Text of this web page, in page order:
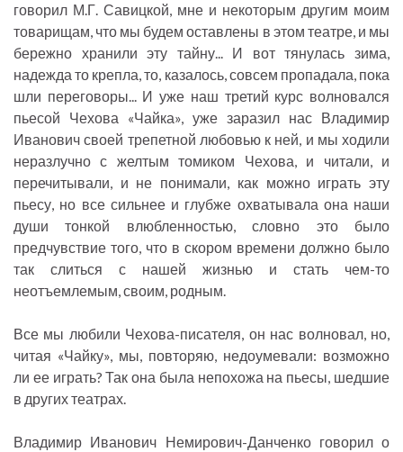
говорил М.Г. Савицкой, мне и некоторым другим моим
товарищам, что мы будем оставлены в этом театре, и мы
бережно хранили эту тайну... И вот тянулась зима,
надежда то крепла, то, казалось, совсем пропадала, пока
шли переговоры... И уже наш третий курс волновался
пьесой Чехова «Чайка», уже заразил нас Владимир
Иванович своей трепетной любовью к ней, и мы ходили
неразлучно с желтым томиком Чехова, и читали, и
перечитывали, и не понимали, как можно играть эту
пьесу, но все сильнее и глубже охватывала она наши
души тонкой влюбленностью, словно это было
предчувствие того, что в скором времени должно было
так слиться с нашей жизнью и стать чем-то
неотъемлемым, своим, родным.
Все мы любили Чехова-писателя, он нас волновал, но,
читая «Чайку», мы, повторяю, недоумевали: возможно
ли ее играть? Так она была непохожа на пьесы, шедшие
в других театрах.
Владимир Иванович Немирович-Данченко говорил о